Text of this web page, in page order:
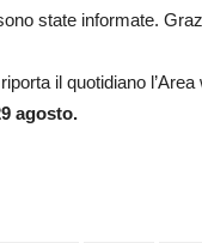
state informate.
il quotidiano l’Area
agosto.